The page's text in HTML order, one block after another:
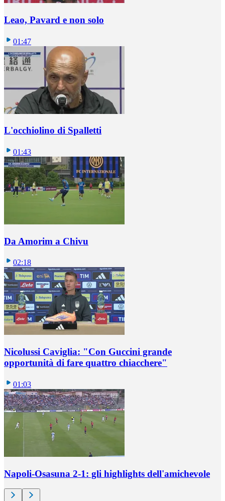
Leao, Pavard e non solo
01:47
L'occhiolino di Spalletti
01:43
Da Amorim a Chivu
02:18
Nicolussi Caviglia: "Con Guccini grande
opportunità di fare quattro chiacchere"
01:03
Napoli-Osasuna 2-1: gli highlights dell'amichevole